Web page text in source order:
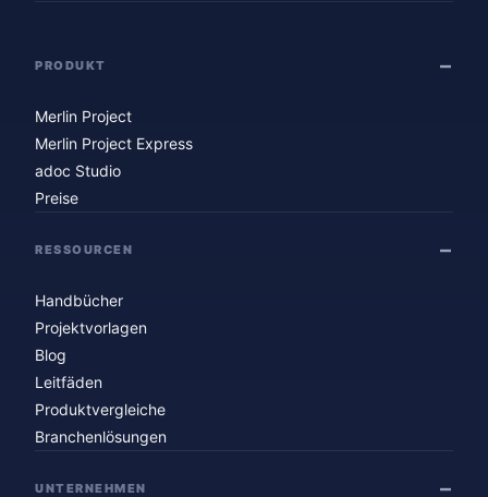
PRODUKT
Merlin Project
Merlin Project Express
adoc Studio
Preise
RESSOURCEN
Handbücher
Projektvorlagen
Blog
Leitfäden
Produktvergleiche
Branchenlösungen
UNTERNEHMEN